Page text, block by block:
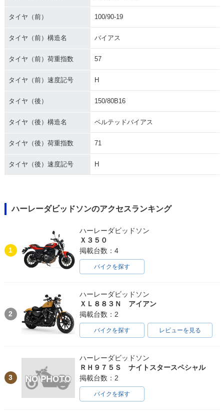
タイヤ（前） 100/90-19
タイヤ（前）構造名 バイアス
タイヤ（前）荷重指数 57
タイヤ（前）速度記号 H
タイヤ（後） 150/80B16
タイヤ（後）構造名 ベルテッドバイアス
タイヤ（後）荷重指数 71
タイヤ（後）速度記号 H
ハーレーダビッドソンのアクセスランキング
1
ハーレーダビッドソン
Ｘ３５０
掲載台数：4
バイクを探す
2
ハーレーダビッドソン
ＸＬ８８３Ｎ アイアン
掲載台数：2
バイクを探す レビューを見る
3
ハーレーダビッドソン
ＲＨ９７５Ｓ ナイトスタースペシャル
掲載台数：2
バイクを探す